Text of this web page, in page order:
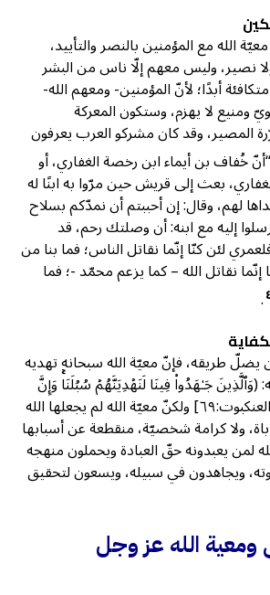
الله مع المؤمنين بالنصر والتأييد،
نصير، وليس معهم إلّا ناس من البشر
أبدًا؛ لأنّ المؤمنين- ومعهم الله-
لا يهزم، وستكون المعركة
المصير، وقد كان مشركو العرب يعرفون
خُفاف بن أيماء ابن رخصة الغفاري، أو
بعث إلى قريش حين مرّوا به ابنًا له
لهم، وقال: إن أحببتم أن نمدّكم بسلاح
إليه مع ابنه: أن وصلتك رحم، قد
لئن كنّا إنّما نقاتل الناس؛ فما بنا من
نقاتل الله – كما يزعم محمّد -؛ فما
.
يضلّ طريقه، فإنّ معيّة الله سبحانه تهديه
(وَٱلَّذِینَ جَـٰهَدُوا۟ فِینَا لَنَهۡدِیَنَّهُمۡ سُبُلَنَاۚ وَإِنَّ
ٱللَّهَ لَمَعَ ٱلۡمُحۡسِنِینَ) [العنكبوت:٦٩] ولكنّ معيّة الله لم يجعلها الله
ولا كرامة شخصيّة، منقطعة عن أسبابها
لمن يعبدونه حقّ العبادة ويحملون منهجه
ويجاهدون في سبيله، ويسعون لتحقيق
ومعية الله عز وجل